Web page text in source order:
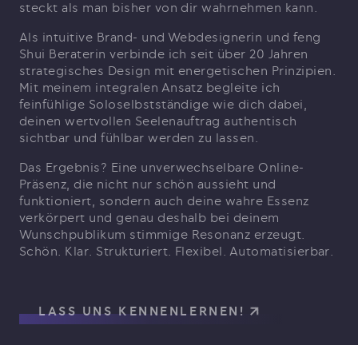
steckt als man bisher von dir wahrnehmen kann.
Als intuitive Brand- und Webdesignerin und feng
Shui Beraterin verbinde ich seit über 20 Jahren
strategisches Design mit energetischen Prinzipien.
Mit meinem integralen Ansatz begleite ich
feinfühlige Soloselbstständige wie dich dabei,
deinen wertvollen Seelenauftrag authentisch
sichtbar und fühlbar werden zu lassen.
Das Ergebnis? Eine unverwechselbare Online-
Präsenz, die nicht nur schön aussieht und
funktioniert, sondern auch deine wahre Essenz
verkörpert und genau deshalb bei deinem
Wunschpublikum stimmige Resonanz erzeugt.
Schön. Klar. Strukturiert. Flexibel. Automatisierbar.
LASS UNS KENNENLERNEN!